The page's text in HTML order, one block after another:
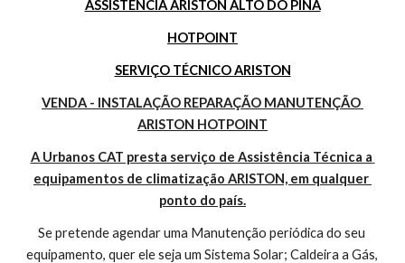
ASSISTÊNCIA ARISTON ALTO DO PINA
HOTPOINT
SERVIÇO TÉCNICO ARISTON
VENDA - INSTALAÇÃO REPARAÇÃO MANUTENÇÃO
ARISTON HOTPOINT
A Urbanos CAT presta serviço de Assistência Técnica a
equipamentos de climatização ARISTON, em qualquer
ponto do país.
Se pretende agendar uma Manutenção periódica do seu
equipamento, quer ele seja um Sistema Solar; Caldeira a Gás,